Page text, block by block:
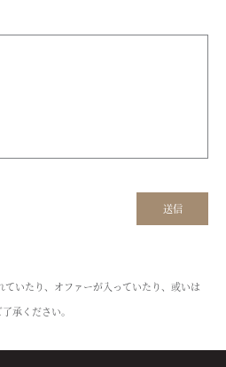
いたり、オファーが入っていたり、或いは
承ください。